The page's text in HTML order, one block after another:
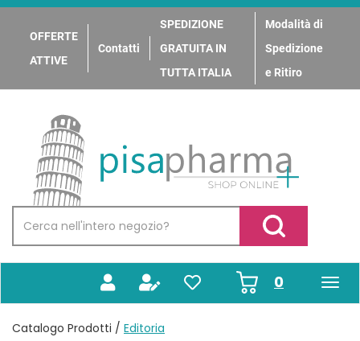
Passa
contenuto
principale
OFFERTE
ATTIVE
Contatti
SPEDIZIONE
GRATUITA IN
TUTTA ITALIA
Modalità di
Spedizione
e Ritiro
PisaPharma
Prodotto
Cerca Prodotto
0prodotti
inseriti
Catalogo Prodotti / Editoria